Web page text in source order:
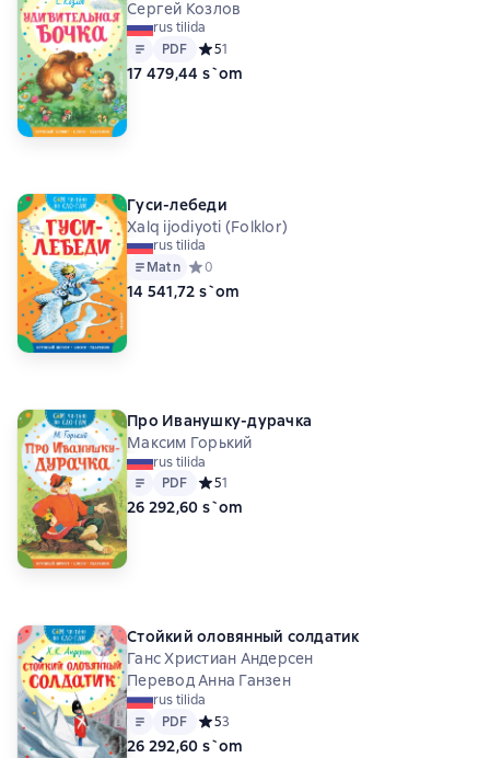
Сергей Козлов
rus tilida
Matn
PDF
PDF Средний рейтинг 5 на основе 1 оценок
51
17 479,44 s`om
Гуси-лебеди
Xalq ijodiyoti (Folklor)
rus tilida
Matn Средний рейтинг 0 на основе 0 оценок
0
14 541,72 s`om
Про Иванушку-дурачка
Максим Горький
rus tilida
Matn
PDF
PDF Средний рейтинг 5 на основе 1 оценок
51
26 292,60 s`om
Стойкий оловянный солдатик
Ганс Христиан Андерсен
Перевод Анна Ганзен
rus tilida
Matn
PDF
PDF Средний рейтинг 5 на основе 3 оценок
53
26 292,60 s`om